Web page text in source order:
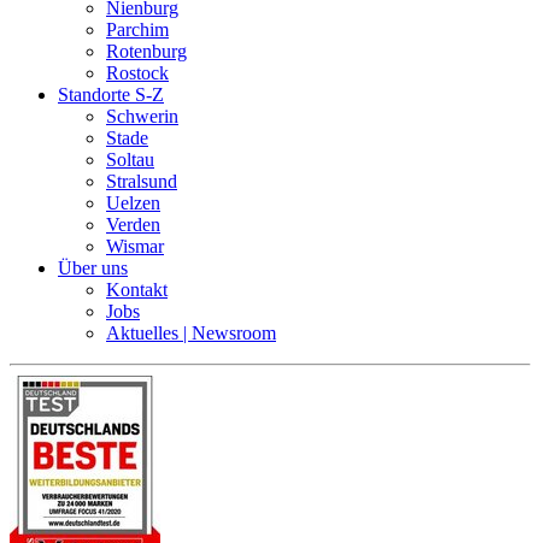
Nienburg
Parchim
Rotenburg
Rostock
Standorte S-Z
Schwerin
Stade
Soltau
Stralsund
Uelzen
Verden
Wismar
Über uns
Kontakt
Jobs
Aktuelles | Newsroom